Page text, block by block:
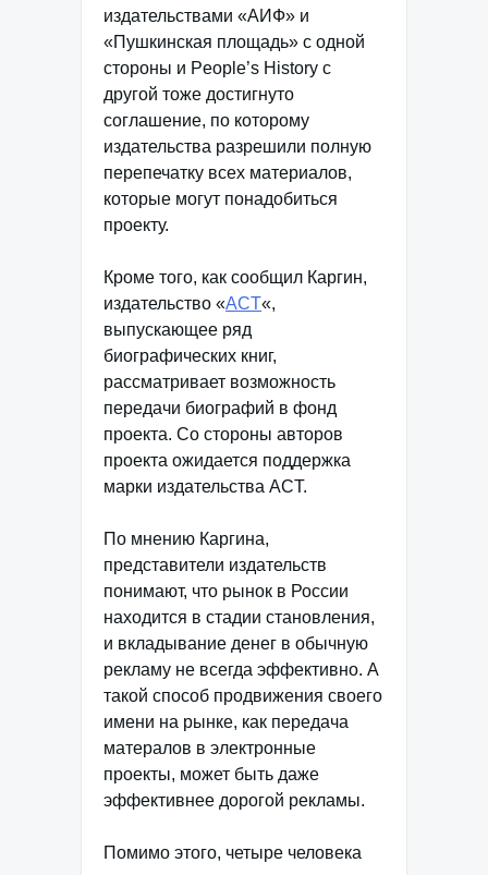
издательствами «АИФ» и
«Пушкинская площадь» с одной
стороны и People’s History с
другой тоже достигнуто
соглашение, по которому
издательства разрешили полную
перепечатку всех материалов,
которые могут понадобиться
проекту.
Кроме того, как сообщил Каргин,
издательство «ACT«,
выпускающее ряд
биографических книг,
рассматривает возможность
передачи биографий в фонд
проекта. Со стороны авторов
проекта ожидается поддержка
марки издательства ACT.
По мнению Каргина,
представители издательств
понимают, что рынок в России
находится в стадии становления,
и вкладывание денег в обычную
рекламу не всегда эффективно. А
такой способ продвижения своего
имени на рынке, как передача
матералов в электронные
проекты, может быть даже
эффективнее дорогой рекламы.
Помимо этого, четыре человека